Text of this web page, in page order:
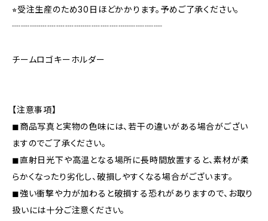
⭐︎受注生産のため30日ほどかかります。予めご了承ください。
┈┈┈┈┈┈┈┈┈┈┈┈┈┈┈┈┈
チームロゴキーホルダー
【注意事項】
◼︎商品写真と実物の色味には、若干の違いがある場合がござい
ますのでご了承ください。
◼︎直射日光下や高温となる場所に長時間放置すると、素材が柔
らかくなったり劣化し、破損しやすくなる場合がございます。
◼︎強い衝撃や力が加わると破損する恐れがありますので、お取り
扱いには十分ご注意ください。